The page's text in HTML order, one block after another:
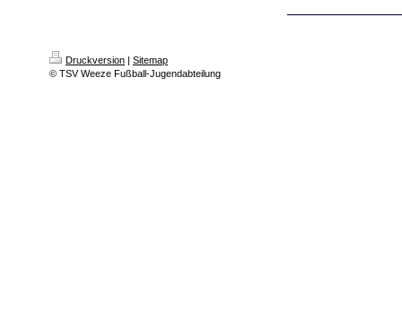
Druckversion | Sitemap
© TSV Weeze Fußball-Jugendabteilung